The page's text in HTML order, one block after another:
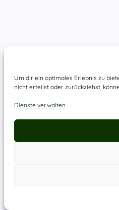
Um dir ein optimales Erlebnis zu
nicht erteilst oder zurückziehst,
Dienste verwalten